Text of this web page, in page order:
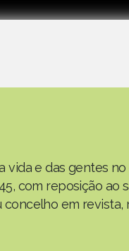
vida e das gentes
com reposição ao
em revista,